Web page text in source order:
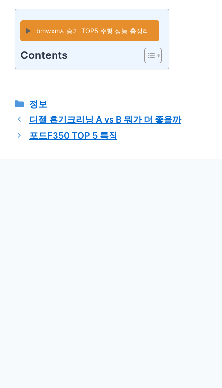
▶️ bmwxm시승기 TOP5 주행 성능 총정리
Contents
카
테
고
리
정보
디젤 흡기크리닝 A vs B 뭐가 더 좋을까
포드F350 TOP 5 특징